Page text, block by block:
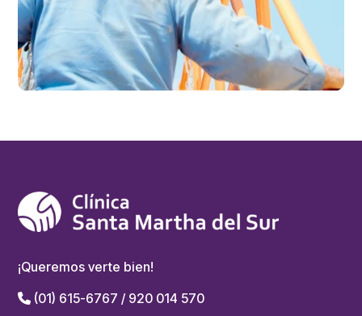
¡Queremos verte bien!
(01) 615-6767 / 920 014 570